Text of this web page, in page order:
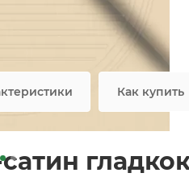
Как купить